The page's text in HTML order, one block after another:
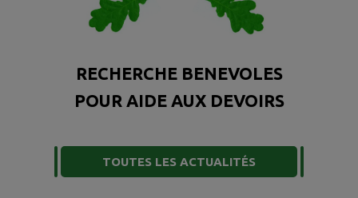
RECHERCHE BENEVOLES
POUR AIDE AUX DEVOIRS
TOUTES LES ACTUALITÉS